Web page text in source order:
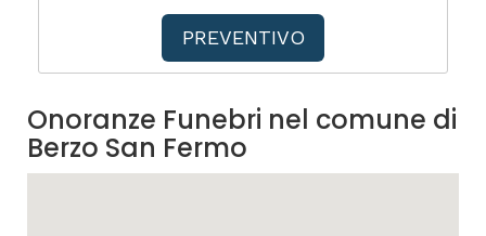
PREVENTIVO
Onoranze Funebri nel comune di
Berzo San Fermo